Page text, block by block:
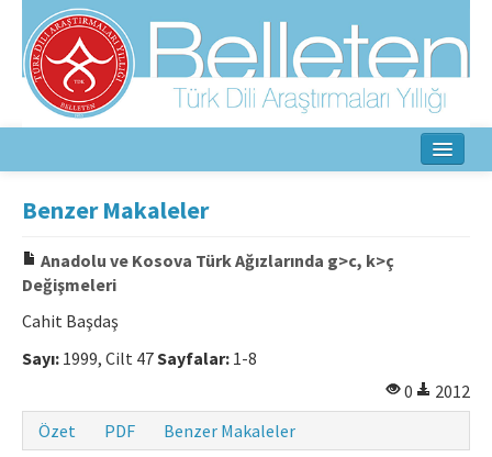
Amaç ve Kapsam
Yayın Kurulu
Etik İlkeler
Benzer Makaleler
Anadolu ve Kosova Türk Ağızlarında g>c, k>ç
Değişmeleri
Cahit Başdaş
Sayı: 1999, Cilt 47Sayfalar: 1-8
0
2012
Özet
PDF Benzer Makaleler